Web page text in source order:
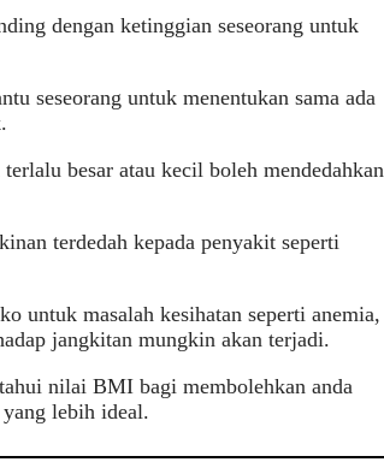
dengan ketinggian seseorang untuk
seseorang untuk menentukan sama ada
besar atau kecil boleh mendedahkan
terdedah kepada penyakit seperti
untuk masalah kesihatan seperti anemia,
jangkitan mungkin akan terjadi.
nilai BMI bagi membolehkan anda
lebih ideal.